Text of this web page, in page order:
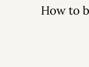
2026
How to